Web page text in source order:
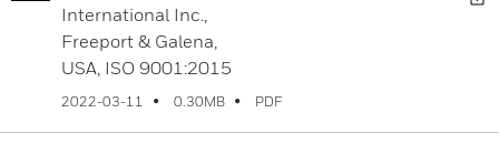
International Inc.,
Freeport & Galena,
USA, ISO 9001:2015
2022-03-11 0.30MB PDF